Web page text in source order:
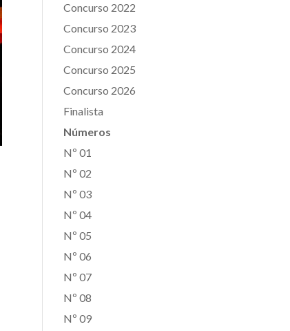
Concurso 2022
Concurso 2023
Concurso 2024
Concurso 2025
Concurso 2026
Finalista
Números
Nº 01
Nº 02
Nº 03
Nº 04
Nº 05
Nº 06
Nº 07
Nº 08
Nº 09